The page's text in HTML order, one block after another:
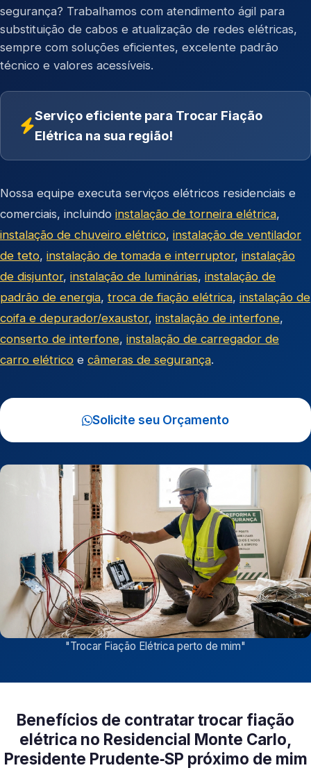
segurança? Trabalhamos com atendimento ágil para
substituição de cabos e atualização de redes elétricas,
sempre com soluções eficientes, excelente padrão
técnico e valores acessíveis.
Serviço eficiente para Trocar Fiação
Elétrica na sua região!
Nossa equipe executa serviços elétricos residenciais e
comerciais, incluindo instalação de torneira elétrica,
instalação de chuveiro elétrico, instalação de ventilador
de teto, instalação de tomada e interruptor, instalação
de disjuntor, instalação de luminárias, instalação de
padrão de energia, troca de fiação elétrica, instalação de
coifa e depurador/exaustor, instalação de interfone,
conserto de interfone, instalação de carregador de
carro elétrico e câmeras de segurança.
Solicite seu Orçamento
"Trocar Fiação Elétrica perto de mim"
Benefícios de contratar trocar fiação
elétrica no Residencial Monte Carlo,
Presidente Prudente‑SP próximo de mim